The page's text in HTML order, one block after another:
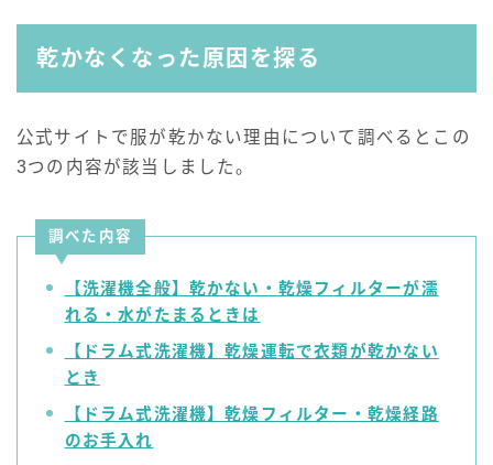
乾かなくなった原因を探る
公式サイトで服が乾かない理由について調べるとこの
3つの内容が該当しました。
調べた内容
【洗濯機全般】乾かない・乾燥フィルターが濡
れる・水がたまるときは
【ドラム式洗濯機】乾燥運転で衣類が乾かない
とき
【ドラム式洗濯機】乾燥フィルター・乾燥経路
のお手入れ